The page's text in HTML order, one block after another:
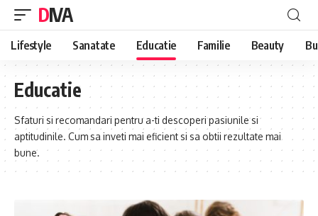
DIVA
Lifestyle Sanatate Educatie Familie Beauty
Educatie
Sfaturi si recomandari pentru a-ti descoperi pasiunile si
aptitudinile. Cum sa inveti mai eficient si sa obtii rezultate mai
bune.